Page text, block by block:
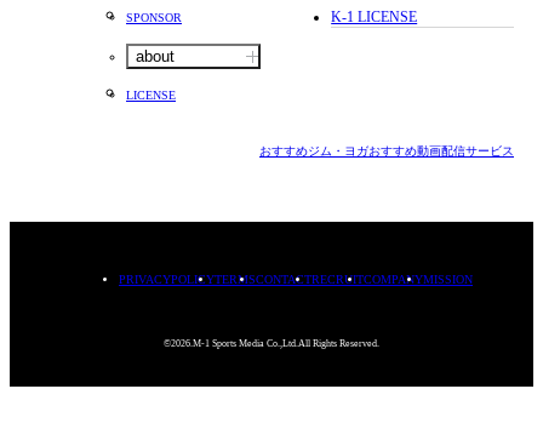
SPONSOR
about
LICENSE
K-1 LICENSE
おすすめジム・ヨガおすすめ動画配信サービス
PRIVACYPOLICYTERMSCONTACTRECRUITCOMPANYMISSION
©2026.M-1 Sports Media Co.,Ltd.All Rights Reserved.